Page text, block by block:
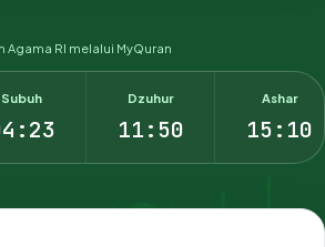
RI melalui MyQuran
Subuh Dzuhur
11:50
Ashar
15:10